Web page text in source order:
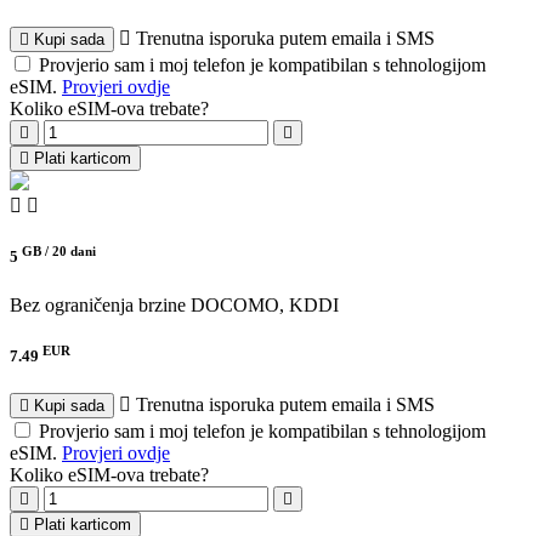
Kupi sada
Trenutna isporuka putem emaila i SMS
Provjerio sam i moj telefon je kompatibilan s tehnologijom
eSIM. Provjeri ovdje
Koliko eSIM-ova trebate?
Plati karticom
5 GB / 20 dani
Bez ograničenja brzine DOCOMO, KDDI
7.49 EUR
Kupi sada
Trenutna isporuka putem emaila i SMS
Provjerio sam i moj telefon je kompatibilan s tehnologijom
eSIM. Provjeri ovdje
Koliko eSIM-ova trebate?
Plati karticom